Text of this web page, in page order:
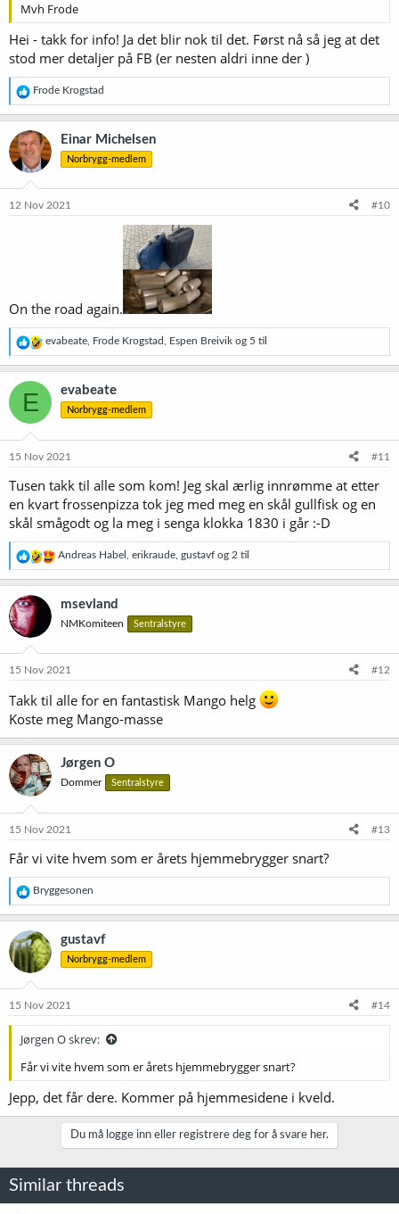
Mvh Frode
Hei - takk for info! Ja det blir nok til det. Først nå så jeg at det
stod mer detaljer på FB (er nesten aldri inne der )
R
e
a
k
s
j
o
e
Frode Krogstad
Einar Michelsen
Norbrygg-medlem
12 Nov 2021 #10
On the road again.
R
e
a
n
e
evabeate Frode Krogstad Espen Breivik og 5 til
E evabeate
Norbrygg-medlem
15 Nov 2021 #11
Tusen takk til alle som kom! Jeg skal ærlig innrømme at etter
en kvart frossenpizza tok jeg med meg en skål gullfisk og en
skål smågodt og la meg i senga klokka 1830 i går :-D
R
e
a
n
e
:
Andreas Habel erikraude gustavf og 2 til
msevland
NMKomiteen Sentralstyre
15 Nov 2021 #12
Takk til alle for en fantastisk Mango helg
Koste meg Mango-masse
Jørgen O
Dommer Sentralstyre
15 Nov 2021 #13
Får vi vite hvem som er årets hjemmebrygger snart?
R
e
a
k
s
j
o
e
Bryggesonen
gustavf
Norbrygg-medlem
15 Nov 2021 #14
Jørgen O skrev:
Får vi vite hvem som er årets hjemmebrygger snart?
Jepp, det får dere. Kommer på hjemmesidene i kveld.
Du må logge inn eller registrere deg for å svare her.
Similar threads